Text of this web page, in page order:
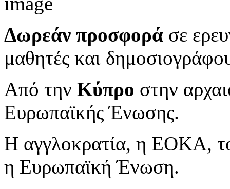
Δωρεάν προσφορά σε
μαθητές και
Από την Κύπρο στην
Ευρωπαϊκής Ένωσης.
Η αγγλοκρατία, η ΕΟΚΑ,
η Ευρωπαϊκή Ένωση.